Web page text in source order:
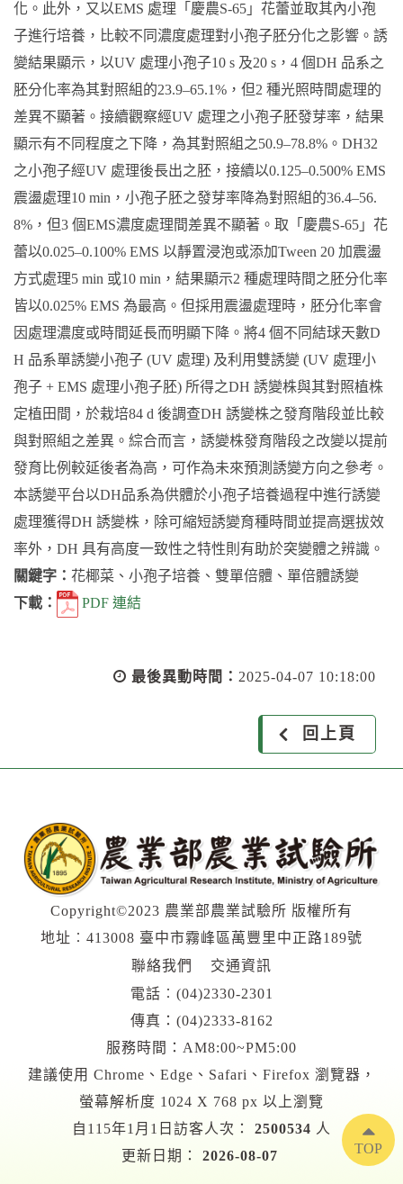
化。此外，又以EMS 處理「慶農S-65」花蕾並取其內小孢
子進行培養，比較不同濃度處理對小孢子胚分化之影響。誘
變結果顯示，以UV 處理小孢子10 s 及20 s，4 個DH 品系之
胚分化率為其對照組的23.9–65.1%，但2 種光照時間處理的
差異不顯著。接續觀察經UV 處理之小孢子胚發芽率，結果
顯示有不同程度之下降，為其對照組之50.9–78.8%。DH32
之小孢子經UV 處理後長出之胚，接續以0.125–0.500% EMS
震盪處理10 min，小孢子胚之發芽率降為對照組的36.4–56.
8%，但3 個EMS濃度處理間差異不顯著。取「慶農S-65」花
蕾以0.025–0.100% EMS 以靜置浸泡或添加Tween 20 加震盪
方式處理5 min 或10 min，結果顯示2 種處理時間之胚分化率
皆以0.025% EMS 為最高。但採用震盪處理時，胚分化率會
因處理濃度或時間延長而明顯下降。將4 個不同結球天數D
H 品系單誘變小孢子 (UV 處理) 及利用雙誘變 (UV 處理小
孢子 + EMS 處理小孢子胚) 所得之DH 誘變株與其對照植株
定植田間，於栽培84 d 後調查DH 誘變株之發育階段並比較
與對照組之差異。綜合而言，誘變株發育階段之改變以提前
發育比例較延後者為高，可作為未來預測誘變方向之參考。
本誘變平台以DH品系為供體於小孢子培養過程中進行誘變
處理獲得DH 誘變株，除可縮短誘變育種時間並提高選拔效
率外，DH 具有高度一致性之特性則有助於突變體之辨識。
關鍵字： 花椰菜、小孢子培養、雙單倍體、單倍體誘變
下載：
PDF 連結
最後異動時間： 2025-04-07 10:18:00
回上頁
Copyright©2023 農業部農業試驗所 版權所有
地址︰413008 臺中市霧峰區萬豐里中正路189號
聯絡我們
交通資訊
電話︰ (04)2330-2301
傳真：(04)2333-8162
服務時間：AM8:00~PM5:00
建議使用 Chrome、Edge、Safari、Firefox 瀏覽器，
螢幕解析度 1024 X 768 px 以上瀏覽
自115年1月1日訪客人次：
2500534 人
更新日期：
2026-08-07 TOP